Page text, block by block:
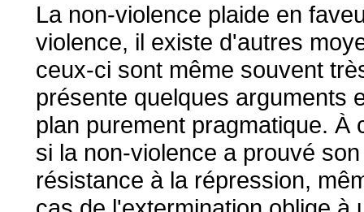
La non-violence plaide en
violence, il existe d'autres
ceux-ci sont même souvent
présente quelques arguments
plan purement pragmatique.
si la non-violence a prouvé
résistance à la répression,